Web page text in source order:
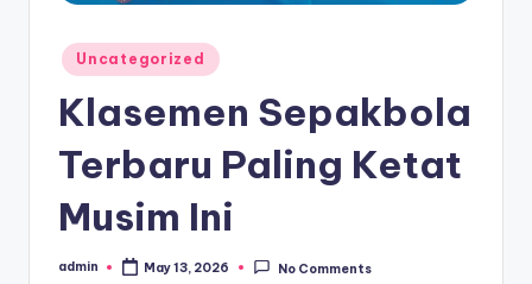
Posted
in
Uncategorized
Klasemen Sepakbola
Terbaru Paling Ketat
Musim Ini
Posted
admin May 13, 2026 No Comments